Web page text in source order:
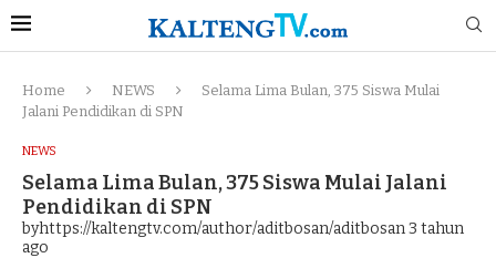
Home NEWS
Selama Lima Bulan, 375 Siswa Mulai
Jalani Pendidikan di SPN
NEWS
Selama Lima Bulan, 375 Siswa Mulai Jalani
Pendidikan di SPN
byhttps://kaltengtv.com/author/aditbosan/aditbosan3 tahun
ago